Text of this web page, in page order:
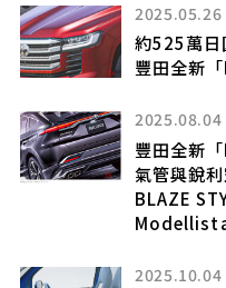
2025.05.26
約525萬日
豐田全新
2025.08.04
豐田全新
氣管與銳
BLAZE
Modellista
2025.10.04